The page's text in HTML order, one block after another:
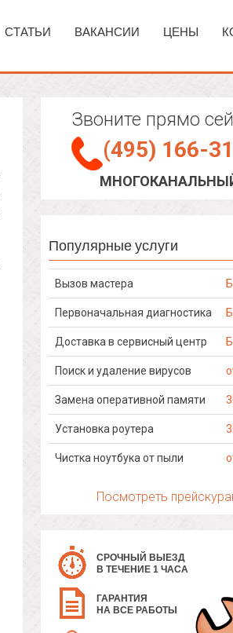
СТАТЬИ ВАКАНСИИ ЦЕНЫ
Звоните прямо
(495) 166-
Популярные услуги
Вызов мастера
Первоначальная диагностика
Доставка в сервисный центр
Поиск и удаление вирусов
Замена оперативной памяти
Установка роутера
Чистка ноутбука от пыли
Посмотреть
СРОЧНЫЙ ВЫЕЗД
В ТЕЧЕНИЕ 1 ЧАСА
ГАРАНТИЯ
НА ВСЕ РАБОТЫ